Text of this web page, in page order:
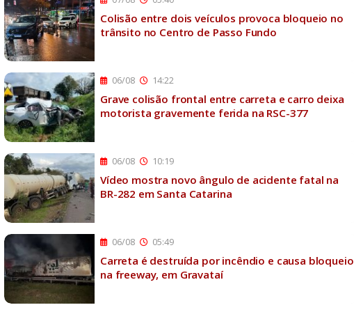
Colisão entre dois veículos provoca bloqueio no
trânsito no Centro de Passo Fundo
06/08 14:22
Grave colisão frontal entre carreta e carro deixa
motorista gravemente ferida na RSC-377
06/08 10:19
Vídeo mostra novo ângulo de acidente fatal na
BR-282 em Santa Catarina
06/08 05:49
Carreta é destruída por incêndio e causa bloqueio
na freeway, em Gravataí